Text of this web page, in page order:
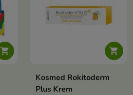
 
Kosmed Rokitoderm
Plus Krem